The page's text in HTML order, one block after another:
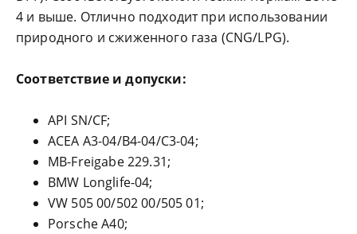
4 и выше. Отлично подходит при использовании
природного и сжиженного газа (CNG/LPG).
Соответствие и допуски:
API SN/CF;
ACEA A3-04/B4-04/C3-04;
MB-Freigabe 229.31;
BMW Longlife-04;
VW 505 00/502 00/505 01;
Porsche A40;